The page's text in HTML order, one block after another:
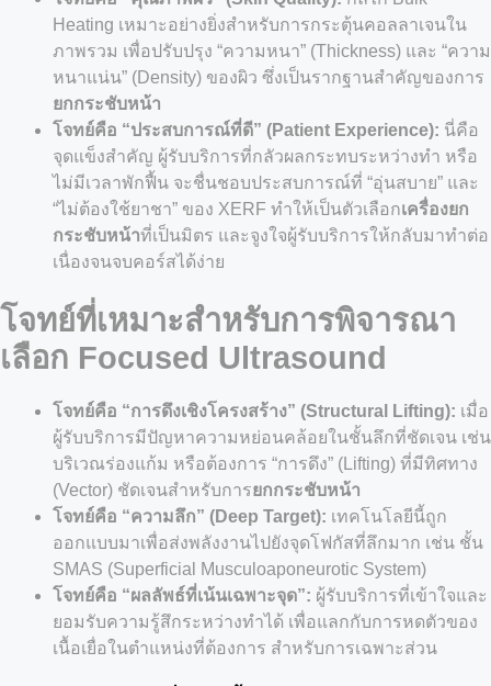
Heating เหมาะอย่างยิ่งสำหรับการกระตุ้นคอลลาเจนใน
ภาพรวม เพื่อปรับปรุง “ความหนา” (Thickness) และ “ความ
หนาแน่น” (Density) ของผิว ซึ่งเป็นรากฐานสำคัญของการ
ยกกระชับหน้า
โจทย์คือ “ประสบการณ์ที่ดี” (Patient Experience): นี่คือ
จุดแข็งสำคัญ ผู้รับบริการที่กลัวผลกระทบระหว่างทำ หรือ
ไม่มีเวลาพักฟื้น จะชื่นชอบประสบการณ์ที่ “อุ่นสบาย” และ
“ไม่ต้องใช้ยาชา” ของ XERF ทำให้เป็นตัวเลือกเครื่องยก
กระชับหน้าที่เป็นมิตร และจูงใจผู้รับบริการให้กลับมาทำต่อ
เนื่องจนจบคอร์สได้ง่าย
โจทย์ที่เหมาะสำหรับการพิจารณา
เลือก Focused Ultrasound
โจทย์คือ “การดึงเชิงโครงสร้าง” (Structural Lifting): เมื่อ
ผู้รับบริการมีปัญหาความหย่อนคล้อยในชั้นลึกที่ชัดเจน เช่น
บริเวณร่องแก้ม หรือต้องการ “การดึง” (Lifting) ที่มีทิศทาง
(Vector) ชัดเจนสำหรับการยกกระชับหน้า
โจทย์คือ “ความลึก” (Deep Target): เทคโนโลยีนี้ถูก
ออกแบบมาเพื่อส่งพลังงานไปยังจุดโฟกัสที่ลึกมาก เช่น ชั้น
SMAS (Superficial Musculoaponeurotic System)
โจทย์คือ “ผลลัพธ์ที่เน้นเฉพาะจุด”: ผู้รับบริการที่เข้าใจและ
ยอมรับความรู้สึกระหว่างทำได้ เพื่อแลกกับการหดตัวของ
เนื้อเยื่อในตำแหน่งที่ต้องการ สำหรับการเฉพาะส่วน